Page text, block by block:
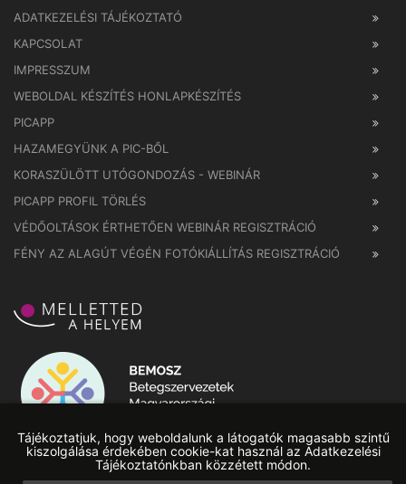
Tájékoztatjuk, hogy weboldalunk a látogatók magasabb szintű
kiszolgálása érdekében cookie-kat használ az Adatkezelési
Tájékoztatónkban közzétett módon.
ADATKEZELÉSI TÁJÉKOZTATÓ
KAPCSOLAT
IMPRESSZUM
WEBOLDAL KÉSZÍTÉS HONLAPKÉSZÍTÉS
PICAPP
HAZAMEGYÜNK A PIC-BŐL
KORASZÜLÖTT UTÓGONDOZÁS - WEBINÁR
PICAPP PROFIL TÖRLÉS
VÉDŐOLTÁSOK ÉRTHETŐEN WEBINÁR REGISZTRÁCIÓ
FÉNY AZ ALAGÚT VÉGÉN FOTÓKIÁLLÍTÁS REGISZTRÁCIÓ